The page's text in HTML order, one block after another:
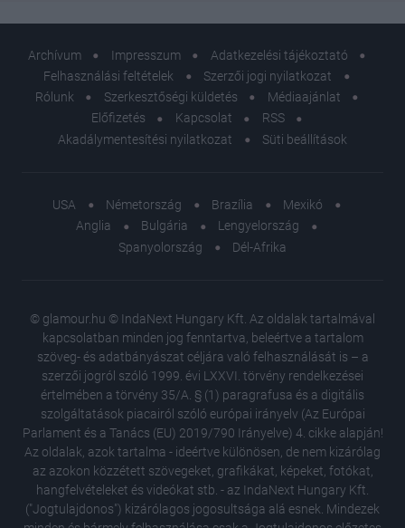
Archívum Impresszum
Adatkezelési tájékoztató
Felhasználási feltételek
Szerzői jogi nyilatkozat
Rólunk
Szerkesztőségi küldetés
Médiaajánlat
Előfizetés
Kapcsolat
RSS
Akadálymentesítési nyilatkozat
Süti beállítások
USA Németország Brazília
Mexikó
Anglia
Bulgária
Lengyelország
Spanyolország
Dél-Afrika
© glamour.hu © IndaNext Hungary Kft. Az oldalak tartalmával
kapcsolatban minden jog fenntartva, beleértve a tartalom
szöveg- és adatbányászat céljára való felhasználását is – a
szerzői jogról szóló 1999. évi LXXVI. törvény rendelkezései
értelmében a törvény 35/A. § (1) paragrafusa és a digitális
szolgáltatások piacairól szóló európai irányelv (Az Európai
Parlament és a Tanács (EU) 2019/790 Irányelve) 4. cikke alapján!
Az oldalak, azok tartalma - ideértve különösen, de nem kizárólag
az azokon közzétett szövegeket, grafikákat, képeket, fotókat,
hangfelvételeket és videókat stb. - az IndaNext Hungary Kft.
("Jogtulajdonos") kizárólagos jogosultsága alá esnek. Mindezek